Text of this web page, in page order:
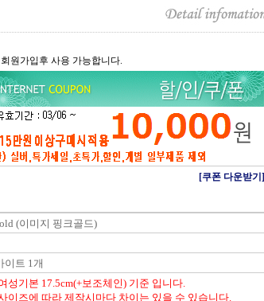
원가입후 사용 가능합니다.
[쿠폰 다운받기]
(이미지 핑크골드)
이트 1개
성기본 17.5cm(+보조체인) 기준 입니다.
이즈에 따라 제작시마다 차이는 있을 수 있습니다.